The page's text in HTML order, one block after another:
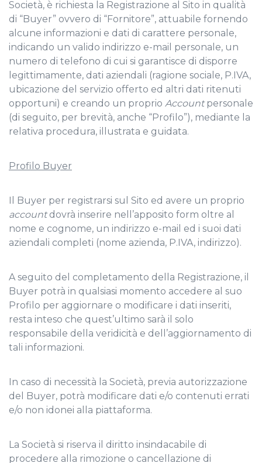
Società, è richiesta la Registrazione al Sito in qualità
di “Buyer” ovvero di “Fornitore”, attuabile fornendo
alcune informazioni e dati di carattere personale,
indicando un valido indirizzo e-mail personale, un
numero di telefono di cui si garantisce di disporre
legittimamente, dati aziendali (ragione sociale, P.IVA,
ubicazione del servizio offerto ed altri dati ritenuti
opportuni) e creando un proprio Accountpersonale
(di seguito, per brevità, anche “Profilo”), mediante la
relativa procedura, illustrata e guidata.
Profilo Buyer
Il Buyer per registrarsi sul Sito ed avere un proprio
accountdovrà inserire nell’apposito form oltre al
nome e cognome, un indirizzo e-mail ed i suoi dati
aziendali completi (nome azienda, P.IVA, indirizzo).
A seguito del completamento della Registrazione, il
Buyer potrà in qualsiasi momento accedere al suo
Profilo per aggiornare o modificare i dati inseriti,
resta inteso che quest’ultimo sarà il solo
responsabile della veridicità e dell’aggiornamento di
tali informazioni.
In caso di necessità la Società, previa autorizzazione
del Buyer, potrà modificare dati e/o contenuti errati
e/o non idonei alla piattaforma.
La Società si riserva il diritto insindacabile di
procedere alla rimozione o cancellazione di